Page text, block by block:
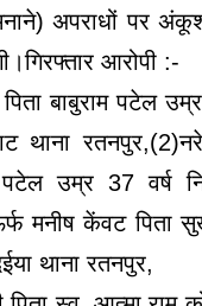
अपराधों पर
आरोपी :-
बाबुराम पटेल उम्र
थाना
उम्र 37 वर्ष
मनीष केंवट पिता
थाना रतनपुर,